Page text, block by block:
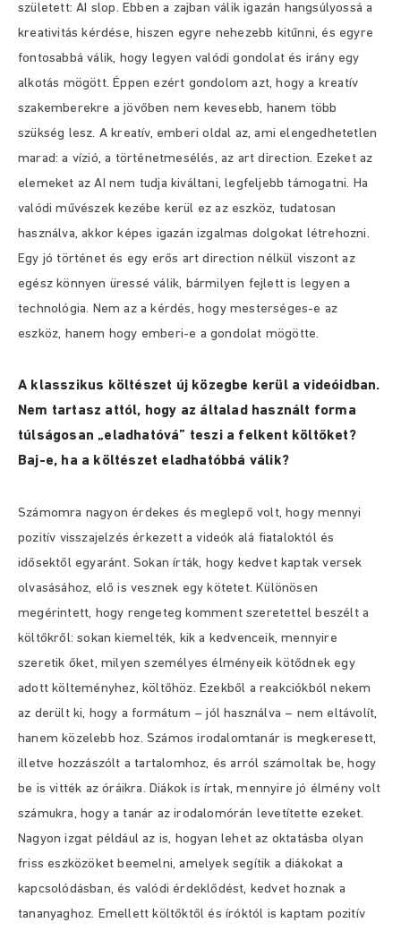
született: AI slop. Ebben a zajban válik igazán hangsúlyossá a
kreativitás kérdése, hiszen egyre nehezebb kitűnni, és egyre
fontosabbá válik, hogy legyen valódi gondolat és irány egy
alkotás mögött. Éppen ezért gondolom azt, hogy a kreatív
szakemberekre a jövőben nem kevesebb, hanem több
szükség lesz. A kreatív, emberi oldal az, ami elengedhetetlen
marad: a vízió, a történetmesélés, az art direction. Ezeket az
elemeket az AI nem tudja kiváltani, legfeljebb támogatni. Ha
valódi művészek kezébe kerül ez az eszköz, tudatosan
használva, akkor képes igazán izgalmas dolgokat létrehozni.
Egy jó történet és egy erős art direction nélkül viszont az
egész könnyen üressé válik, bármilyen fejlett is legyen a
technológia. Nem az a kérdés, hogy mesterséges-e az
eszköz, hanem hogy emberi-e a gondolat mögötte.
A klasszikus költészet új közegbe kerül a videóidban.
Nem tartasz attól, hogy az általad használt forma
túlságosan „eladhatóvá” teszi a felkent költőket?
Baj-e, ha a költészet eladhatóbbá válik?
Számomra nagyon érdekes és meglepő volt, hogy mennyi
pozitív visszajelzés érkezett a videók alá fiataloktól és
idősektől egyaránt. Sokan írták, hogy kedvet kaptak versek
olvasásához, elő is vesznek egy kötetet. Különösen
megérintett, hogy rengeteg komment szeretettel beszélt a
költőkről: sokan kiemelték, kik a kedvenceik, mennyire
szeretik őket, milyen személyes élményeik kötődnek egy
adott költeményhez, költőhöz. Ezekből a reakciókból nekem
az derült ki, hogy a formátum – jól használva – nem eltávolít,
hanem közelebb hoz. Számos irodalomtanár is megkeresett,
illetve hozzászólt a tartalomhoz, és arról számoltak be, hogy
be is vitték az óráikra. Diákok is írtak, mennyire jó élmény volt
számukra, hogy a tanár az irodalomórán levetítette ezeket.
Nagyon izgat például az is, hogyan lehet az oktatásba olyan
friss eszközöket beemelni, amelyek segítik a diákokat a
kapcsolódásban, és valódi érdeklődést, kedvet hoznak a
tananyaghoz. Emellett költőktől és íróktól is kaptam pozitív